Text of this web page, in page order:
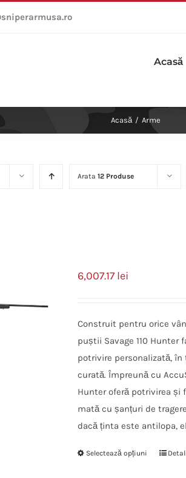
Acasă
Acasă / Arme
Arata 12 Produse
6,007.17lei
Construit pentru orice
puștii Savage 110
potrivire personalizată,
curată. Împreună cu
Hunter oferă potrivirea și
mată cu șanțuri de
dacă ținta este antilopa,
Selectează opțiuni